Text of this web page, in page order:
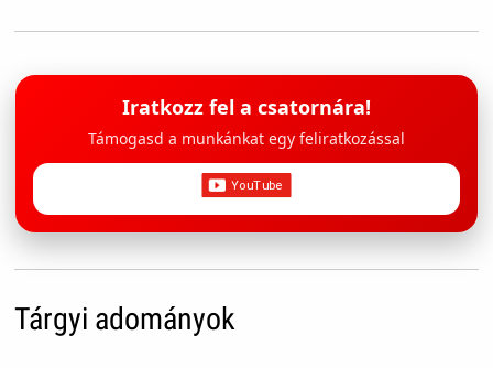
Iratkozz fel a csatornára!
Támogasd a munkánkat egy feliratkozással
Tárgyi adományok